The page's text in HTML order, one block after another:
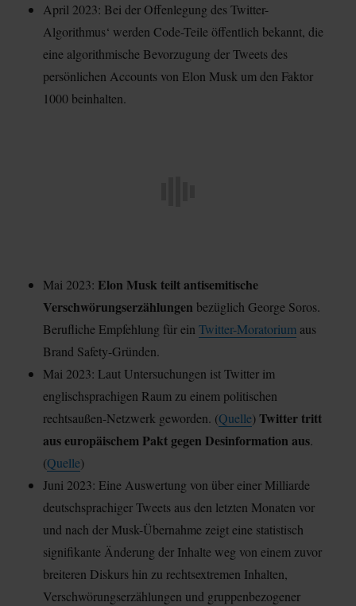
April 2023: Bei der Offenlegung des Twitter-
Algorithmus‘ werden Code-Teile öffentlich bekannt, die
eine algorithmische Bevorzugung der Tweets des
persönlichen Accounts von Elon Musk um den Faktor
1000 beinhalten.
Mai 2023: Elon Musk teilt antisemitische
Verschwörungserzählungen bezüglich George Soros.
Berufliche Empfehlung für einTwitter-Moratorium aus
Brand Safety-Gründen.
Mai 2023: Laut Untersuchungen ist Twitter im
englischsprachigen Raum zu einem politischen
rechtsaußen-Netzwerk geworden. (Quelle)Twitter tritt
aus europäischem Pakt gegen Desinformation aus.
(Quelle)
Juni 2023: Eine Auswertung von über einer Milliarde
deutschsprachiger Tweets aus den letzten Monaten vor
und nach der Musk-Übernahme zeigt eine statistisch
signifikante Änderung der Inhalte weg von einem zuvor
breiteren Diskurs hin zu rechtsextremen Inhalten,
Verschwörungserzählungen und gruppenbezogener